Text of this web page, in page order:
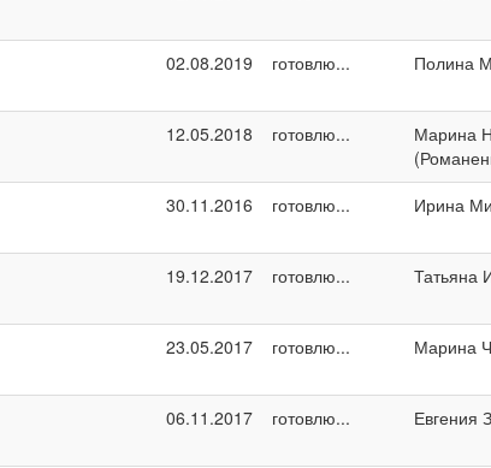
02.08.2019 готовлю... Полина
12.05.2018 готовлю...
Марина
30.11.2016 готовлю... Ирина
19.12.2017 готовлю... Татьяна
23.05.2017 готовлю... Марина
06.11.2017 готовлю... Евгения